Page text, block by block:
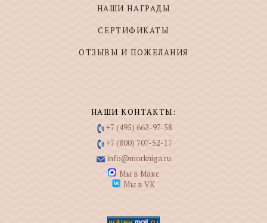
НАШИ НАГРАДЫ
СЕРТИФИКАТЫ
ОТЗЫВЫ И ПОЖЕЛАНИЯ
НАШИ КОНТАКТЫ:
+7 (495) 662-97-58
+7 (800) 707-52-17
info@morkniga.ru
Мы в Макс
Мы в VK